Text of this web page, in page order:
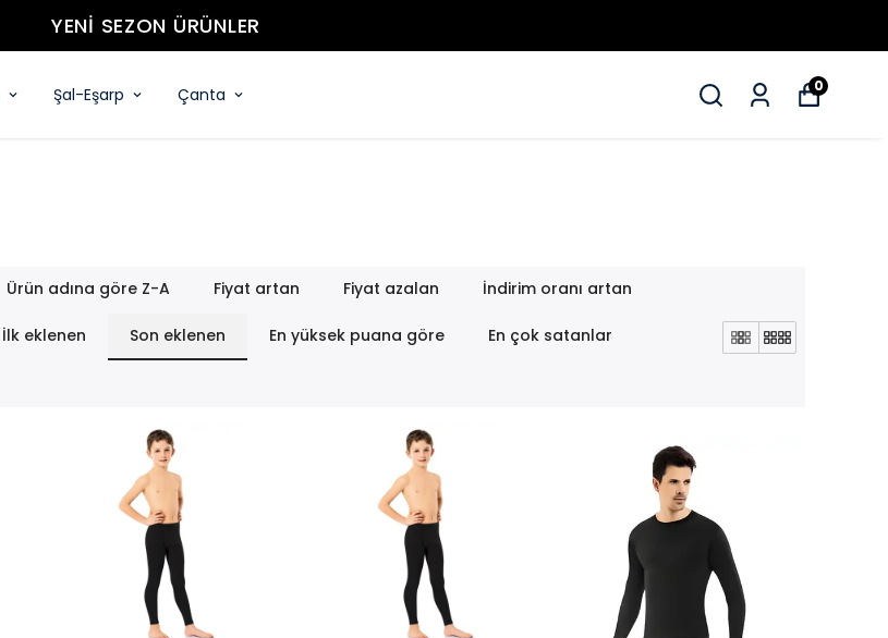
YENİ SEZON ÜRÜNLER
Şal-Eşarp Çanta 0
Ürün adına göre Z-A Fiyat artan Fiyat azalan İndirim oranı artan
İlk eklenen Son eklenen En yüksek puana göre En çok satanlar